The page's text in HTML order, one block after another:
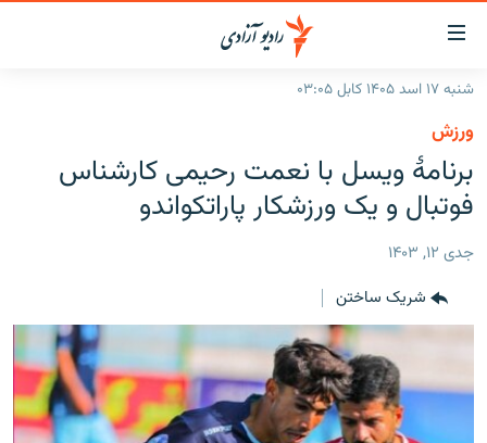
لینک‌های
قابل
دسترسی
به
متن
اصلی
بازگشت
منوی
مراجعه
جستجو
گزارش‌ها
افغانستان
جهان
خبرها
مصاحبه‌ها
برنامه‌ها
مجموعه تصویری
ورزش
بحران مهاجرت
شنبه ۱۷ اسد ۱۴۰۵ کابل ۰۳:۰۵
ورزش
برنامۀ ویسل با نعمت رحیمی کارشناس
فوتبال و یک ورزشکار پاراتکواندو
جدی ۱۲, ۱۴۰۳
شریک ساختن